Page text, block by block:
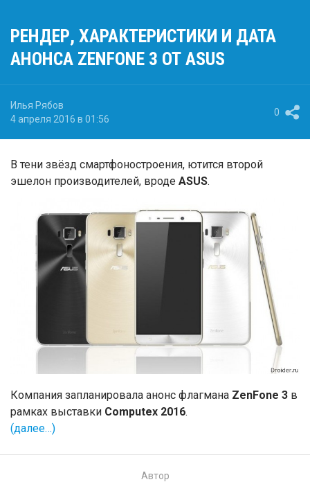
РЕНДЕР, ХАРАКТЕРИСТИКИ И ДАТА
АНОНСА ZENFONE 3 ОТ ASUS
Илья Рябов
4 апреля 2016 в 01:56
0
В тени звёзд смартфоностроения, ютится второй
эшелон производителей, вроде ASUS.
Компания запланировала анонс флагмана ZenFone 3 в
рамках выставки Computex 2016.
(далее…)
Автор